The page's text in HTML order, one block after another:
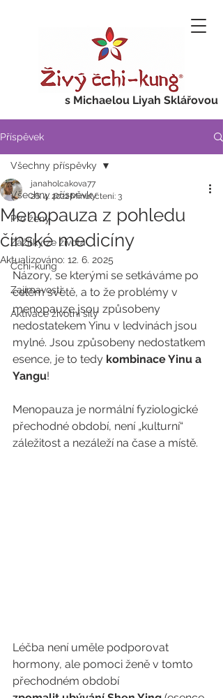
s Michaelou Liyah Sklářovou
Příspěvek
Všechny příspěvky
Pro ženy
Zážitky ze života
Čchi-kung
Zajímavosti
Aktivace životní síly
Všechny příspěvky
Menopauza z pohledu
čínské medicíny
janaholcakova77
26. 4. 2022Minut čtení: 3
Aktualizováno: 12. 6. 2025
Názory, se kterými se setkáváme po
celém světě, a to že problémy v
menopauze jsou způsobeny
nedostatekem Yinu v ledvinách jsou
mylné. Jsou způsobeny nedostatkem
esence, je to tedy kombinace Yinu a
Yangu!
Menopauza je normální fyziologické
přechodné období, není „kulturní“
záležitost a nezáleží na čase a místě.
Léčba není uměle podporovat
hormony, ale pomoci ženě v tomto
přechodném období